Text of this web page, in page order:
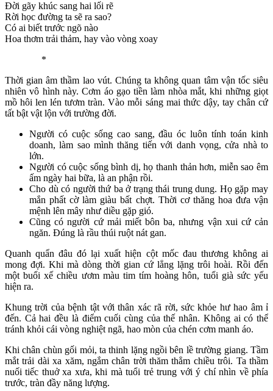
Đời gãy khúc sang hai lối rẽ
Rời học đường ta sẽ ra sao?
Có ai biết trước ngõ nào
Hoa thơm trải thảm, hay vào vòng xoay
*
Thời gian âm thầm lao vút. Chúng ta không quan tâm vận tốc siêu
nhiên vô hình này. Cơm áo gạo tiền làm nhòa mắt, khi những giọt
mồ hôi len lén tươm tràn. Vào mỗi sáng mai thức dậy, tay chân cứ
tất bật vật lộn với trường đời.
Người có cuộc sống cao sang, đầu óc luôn tính toán kinh
doanh, làm sao mình thăng tiến với danh vọng, cửa nhà to
lớn.
Người có cuộc sống bình dị, họ thanh thản hơn, miễn sao êm
ấm ngày hai bữa, là an phận rồi.
Cho dù có người thứ ba ở trạng thái trung dung. Họ gặp may
mắn phất cờ làm giàu bất chợt. Thời cơ thăng hoa đưa vận
mệnh lên mây như diều gặp gió.
Cũng có người cứ mải miết bôn ba, nhưng vận xui cứ cản
ngăn. Đúng là rầu thúi ruột nát gan.
Quanh quẩn đâu đó lại xuất hiện cột mốc đau thương không ai
mong đợi. Khi mà dòng thời gian cứ lẳng lặng trôi hoài. Rồi đến
một buổi xế chiều ươm màu tim tím hoàng hôn, tuổi già sức yếu
hiện ra.
Khung trời của bệnh tật với thân xác rã rời, sức khỏe hư hao âm ỉ
đến. Cả hai đều là điểm cuối cùng của thế nhân. Không ai có thể
tránh khỏi cái vòng nghiệt ngã, hao mòn của chén cơm manh áo.
Khi chân chùn gối mỏi, ta thinh lặng ngồi bên lề trường giang. Tầm
mắt trải dài xa xăm, ngắm chân trời thăm thẳm chiều trôi. Ta thầm
nuối tiếc thuở xa xưa, khi mà tuổi trẻ trung với ý chí nhìn về phía
trước, tràn đầy năng lượng.